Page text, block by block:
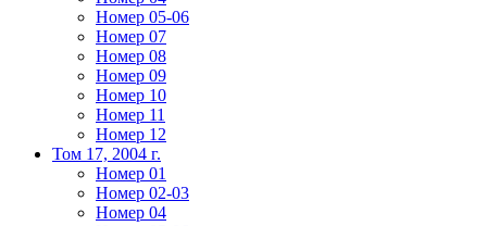
Номер 05-06
Номер 07
Номер 08
Номер 09
Номер 10
Номер 11
Номер 12
Том 17, 2004 г.
Номер 01
Номер 02-03
Номер 04